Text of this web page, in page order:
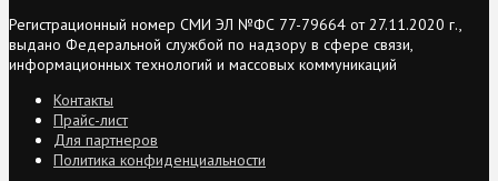
Регистрационный номер СМИ ЭЛ №ФС 77-79664 от 27.11.2020 г.,
выдано Федеральной службой по надзору в сфере связи,
информационных технологий и массовых коммуникаций
Контакты
Прайс-лист
Для партнеров
Политика конфиденциальности